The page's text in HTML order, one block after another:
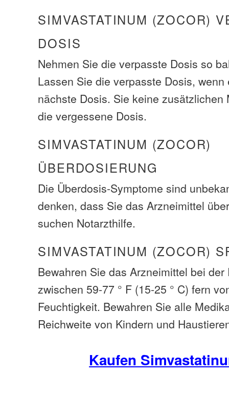
SIMVASTATINUM (ZOCOR)
DOSIS
Nehmen Sie die verpasste Dosis so
Lassen Sie die verpasste Dosis,
nächste Dosis. Sie keine zusätzlichen
die vergessene Dosis.
SIMVASTATINUM (ZOCOR)
ÜBERDOSIERUNG
Die Überdosis-Symptome sind
denken, dass Sie das Arzneimittel
suchen Notarzthilfe.
SIMVASTATINUM (ZOCOR)
Bewahren Sie das Arzneimittel bei
zwischen 59-77 ° F (15-25 ° C) fern
Feuchtigkeit. Bewahren Sie alle
Reichweite von Kindern und
Kaufen